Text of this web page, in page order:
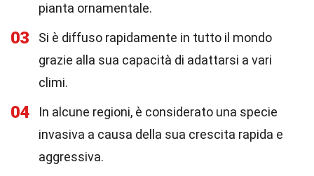
pianta ornamentale.
03
Si è diffuso rapidamente in tutto il mondo
grazie alla sua capacità di adattarsi a vari
climi.
04
In alcune regioni, è considerato una specie
invasiva a causa della sua crescita rapida e
aggressiva.